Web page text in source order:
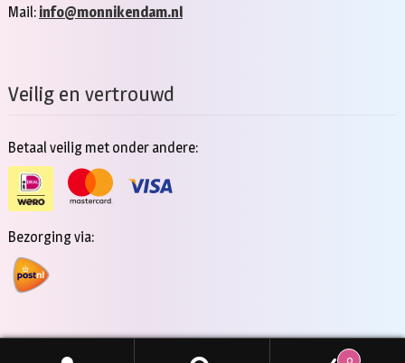
Mail: info@monnikendam.nl
Veilig en vertrouwd
Betaal veilig met onder andere:
Bezorging via:
0